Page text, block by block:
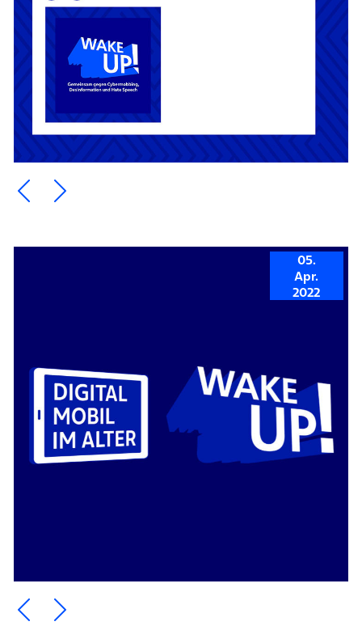
Ein Element zurück blättern
Ein Element weiter blättern
05.
Apr.
2022
Ein Element zurück blättern
Ein Element weiter blättern